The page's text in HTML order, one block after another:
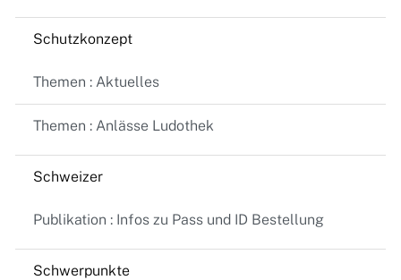
Schutzkonzept
Themen : Aktuelles
Themen : Anlässe Ludothek
Schweizer
Publikation : Infos zu Pass und ID Bestellung
Schwerpunkte